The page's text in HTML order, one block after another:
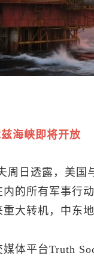
海峡即将开放
周日透露，美
的所有军事行
大转机，中东
体平台Truth